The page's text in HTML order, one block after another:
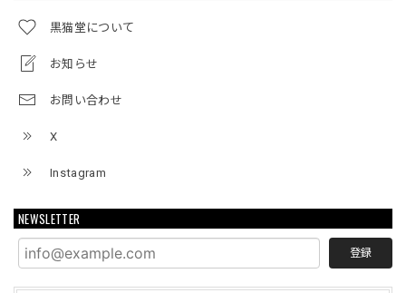
黒猫堂について
お知らせ
お問い合わせ
X
Instagram
NEWSLETTER
登録